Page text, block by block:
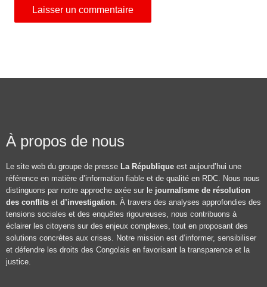
À propos de nous
Le site web du groupe de presse La République est aujourd’hui une
référence en matière d’information fiable et de qualité en RDC. Nous nous
distinguons par notre approche axée sur le journalisme de résolution
des conflits et d’investigation. À travers des analyses approfondies des
tensions sociales et des enquêtes rigoureuses, nous contribuons à
éclairer les citoyens sur des enjeux complexes, tout en proposant des
solutions concrètes aux crises. Notre mission est d’informer, sensibiliser
et défendre les droits des Congolais en favorisant la transparence et la
justice.